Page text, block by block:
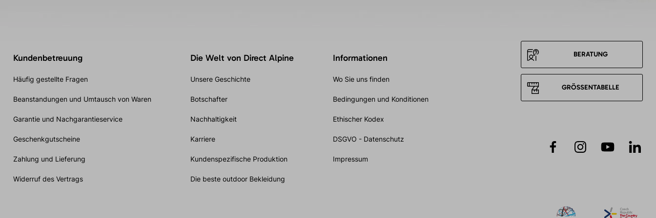
Kundenbetreuung
Häufig gestellte Fragen
Beanstandungen und Umtausch von Waren
Garantie und Nachgarantieservice
Geschenkgutscheine
Zahlung und Lieferung
Widerruf des Vertrags
Die Welt von Direct Alpine
Unsere Geschichte
Botschafter
Nachhaltigkeit
Karriere
Kundenspezifische Produktion
Die beste outdoor Bekleidung
Informationen
Wo Sie uns finden
Bedingungen und Konditionen
Ethischer Kodex
DSGVO - Datenschutz
Impressum
BERATUNG
GRÖSSENTABELLE